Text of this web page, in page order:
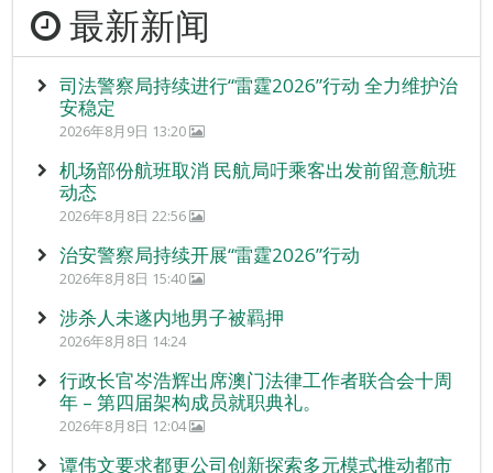
最新新闻
司法警察局持续进行“雷霆2026”行动 全力维护治
安稳定
2026年8月9日 13:20
机场部份航班取消 民航局吁乘客出发前留意航班
动态
2026年8月8日 22:56
治安警察局持续开展“雷霆2026”行动
2026年8月8日 15:40
涉杀人未遂内地男子被羁押
2026年8月8日 14:24
行政长官岑浩辉出席澳门法律工作者联合会十周
年 – 第四届架构成员就职典礼。
2026年8月8日 12:04
谭伟文要求都更公司创新探索多元模式推动都市